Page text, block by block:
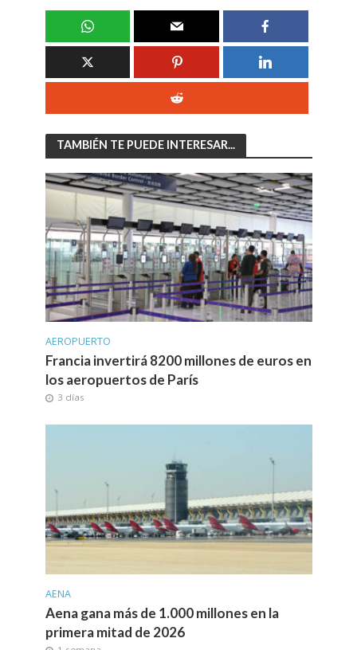
TAMBIÉN TE PUEDE INTERESAR...
AEROPUERTO
Francia invertirá 8200 millones de euros en
los aeropuertos de París
3 días
AENA
Aena gana más de 1.000 millones en la
primera mitad de 2026